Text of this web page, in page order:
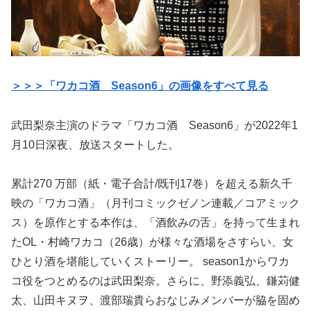
＞＞＞「ワカコ酒 Season6」の画像をすべて見る
武田梨奈主演のドラマ「ワカコ酒 Season6」が2022年1
月10日深夜、放送スタートした。
累計270 万部（紙・電子合計/既刊17巻）を超える新久千
映の「ワカコ酒」（月刊コミックゼノン連載／コアミック
ス）を原作とする本作は、「酒飲みの舌」を持って生まれ
たOL・村崎ワカコ（26歳）が様々な酒場をさすらい、女
ひとり酒を堪能していくストーリー。 season1からワカ
コ役をつとめるのは武田梨奈。さらに、野添義弘、鎌苅健
太、山田キヌヲ、渡部瑞貴らおなじみメンバーが脇を固め